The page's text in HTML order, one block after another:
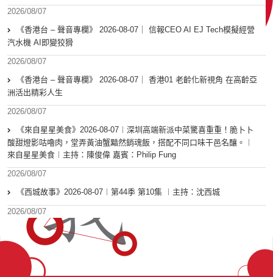
2026/08/07
《香港台 – 聲音專欄》 2026-08-07｜ 信報CEO AI EJ Tech模擬經營
汽水機 AI即變狡猾
2026/08/07
《香港台 – 聲音專欄》 2026-08-07｜ 香港01 老齡化新視角 在高齡亞
洲活出精彩人生
2026/08/07
《來自星星美食》2026-08-07︱深圳高端新派中菜驚喜重重！脆卜卜
酸甜燈影咕嚕肉，堂弄黃油蟹黯然銷魂飯，搭配不同口味干邑名釀。︱
來自星星美食︱主持：陳俊偉 嘉賓：Philip Fung
2026/08/07
《西城故事》2026-08-07︱第44季 第10集 ︱主持：沈西城
2026/08/07